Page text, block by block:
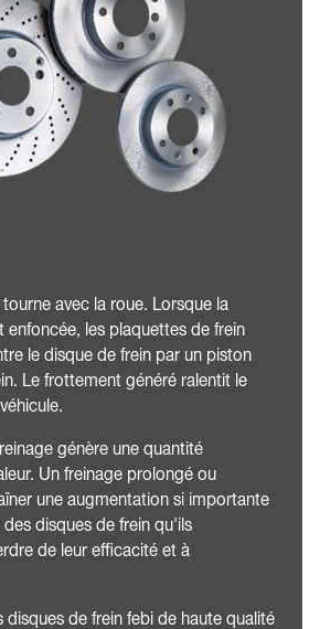
tourne avec la roue. Lorsque la
enfoncée, les plaquettes de frein
le disque de frein par un piston
Le frottement généré ralentit le
génère une quantité
Un freinage prolongé ou
une augmentation si importante
disques de frein qu'ils
de leur efficacité et à
de frein febi de haute qualité